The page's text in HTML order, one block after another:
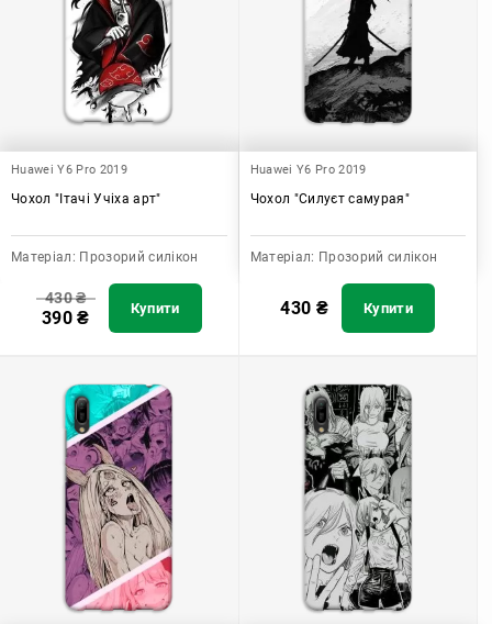
Huawei Y6 Pro 2019
Чохол "Ітачі Учіха арт"
Матеріал: Прозорий силікон
430₴
390₴ Купити
Huawei Y6 Pro 2019
Чохол "Силуєт самурая"
Матеріал: Прозорий силікон
430 ₴ Купити